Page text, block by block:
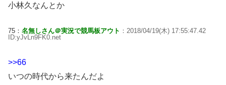
小林久なんとか
75： 名無しさん＠実況で競馬板アウト ：2018/04/19(木) 17:55:47.42
ID:yJvLn9FK0.net
>>66
いつの時代から来たんだよ